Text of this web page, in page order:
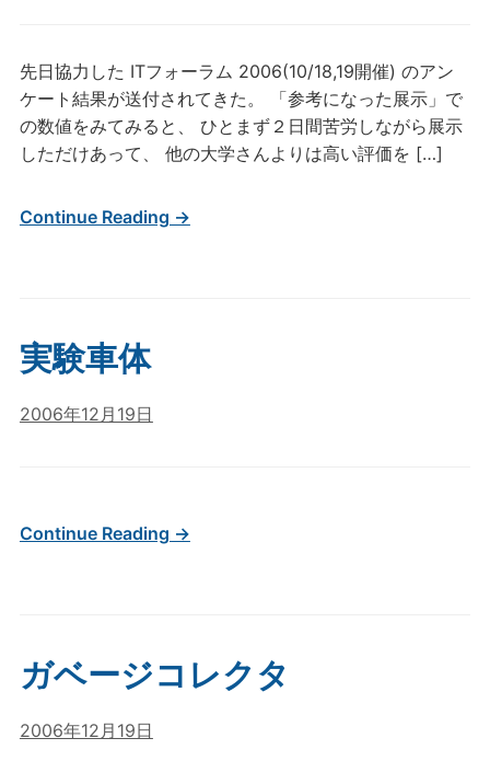
先日協力した ITフォーラム 2006(10/18,19開催) のアン
ケート結果が送付されてきた。 「参考になった展示」で
の数値をみてみると、 ひとまず２日間苦労しながら展示
しただけあって、 他の大学さんよりは高い評価を […]
Continue Reading →
実験車体
2006年12月19日
Continue Reading →
ガベージコレクタ
2006年12月19日